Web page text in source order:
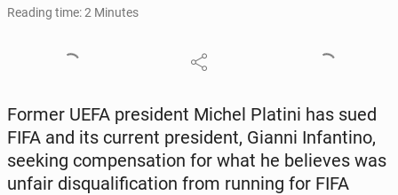
Reading time: 2 Minutes
Former UEFA pres­i­dent Michel Platini has sued
FIFA and its current pres­i­dent, Gianni In­fan­ti­no,
seeking com­pen­sa­tion for what he be­lieves was
unfair dis­qual­i­fi­ca­tion from running for FIFA